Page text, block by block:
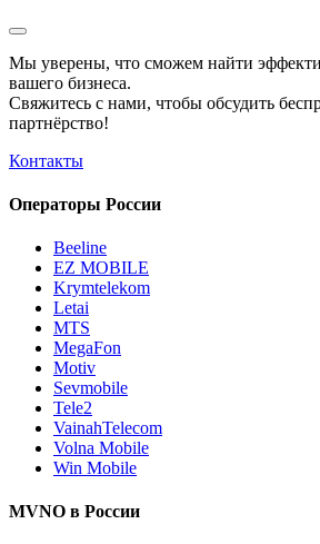
Мы уверены, что сможем найти
вашего бизнеса.
Свяжитесь с нами, чтобы обсудить
партнёрство!
Контакты
Операторы России
Beeline
EZ MOBILE
Krymtelekom
Letai
MTS
MegaFon
Motiv
Sevmobile
Tele2
VainahTelecom
Volna Mobile
Win Mobile
MVNO в России